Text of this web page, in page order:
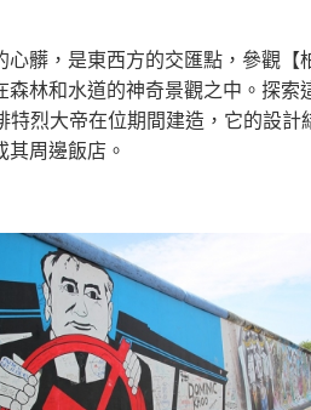
髒，是東西方的交匯點，參觀
林和水道的神奇景觀之中。探
烈大帝在位期間建造，它的設
周邊飯店。